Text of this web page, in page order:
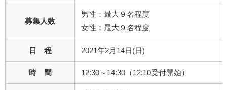
募集人数
男性：最大９名程度
女性：最大９名程度
日 程 2021年2月14日(日)
時 間 12:30～14:30（12:10受付開始）